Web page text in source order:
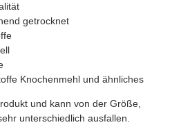
getrocknet
Knochenmehl und ähnliches
und kann von der Größe,
unterschiedlich ausfallen.